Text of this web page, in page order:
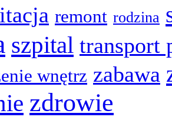
remont rodzina
szpital transport
wnętrz zabawa
zdrowie